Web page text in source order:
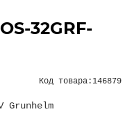
32GRF-
Код товара:146879